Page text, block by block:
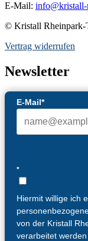
E-Mail: info@kristall-
© Kristall Rheinpark-
Vertrag widerrufen
Newsletter
E-Mail*
*
Hiermit willige ich
von der Kristall
verarbeitet